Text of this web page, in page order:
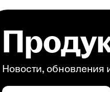
Новости,